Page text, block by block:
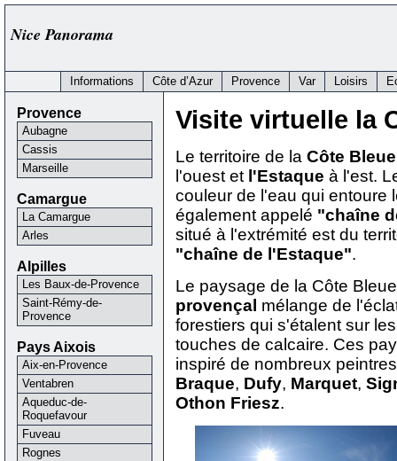
Nice Panorama
Informations Côte d’Azur Provence Var Loisirs
Visite virtuelle la
Le territoire de la Côte Bleue
l'ouest et l'Estaque à l'est.
couleur de l'eau qui entoure
également appelé "chaîne
situé à l'extrémité est du
"chaîne de l'Estaque".
Le paysage de la Côte
provençal mélange de
forestiers qui s'étalent sur
touches de calcaire. Ces
inspiré de nombreux
Braque, Dufy, Marquet,
Othon Friesz.
Provence
Aubagne
Cassis
Marseille
Camargue
La Camargue
Arles
Alpilles
Les Baux-de-Provence
Saint-Rémy-de-
Provence
Pays Aixois
Aix-en-Provence
Ventabren
Aqueduc-de-
Roquefavour
Fuveau
Rognes